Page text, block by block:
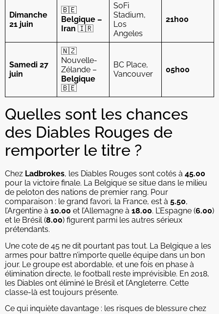
Dimanche
21 juin
🇧🇪
Belgique –
Iran 🇮🇷
SoFi
Stadium,
Los
Angeles
21h00
Samedi 27
juin
🇳🇿
Nouvelle-
Zélande –
Belgique
🇧🇪
BC Place,
Vancouver
05h00
Quelles sont les chances
des Diables Rouges de
remporter le titre ?
Chez Ladbrokes, les Diables Rouges sont cotés à 45.00
pour la victoire finale. La Belgique se situe dans le milieu
de peloton des nations de premier rang. Pour
comparaison : le grand favori, la France, est à 5.50,
l’Argentine à 10.00 et l’Allemagne à 18.00. L’Espagne (6.00)
et le Brésil (8.00) figurent parmi les autres sérieux
prétendants.
Une cote de 45 ne dit pourtant pas tout. La Belgique a les
armes pour battre n’importe quelle équipe dans un bon
jour. Le groupe est abordable, et une fois en phase à
élimination directe, le football reste imprévisible. En 2018,
les Diables ont éliminé le Brésil et l’Angleterre. Cette
classe-là est toujours présente.
Ce qui inquiète davantage : les risques de blessure chez